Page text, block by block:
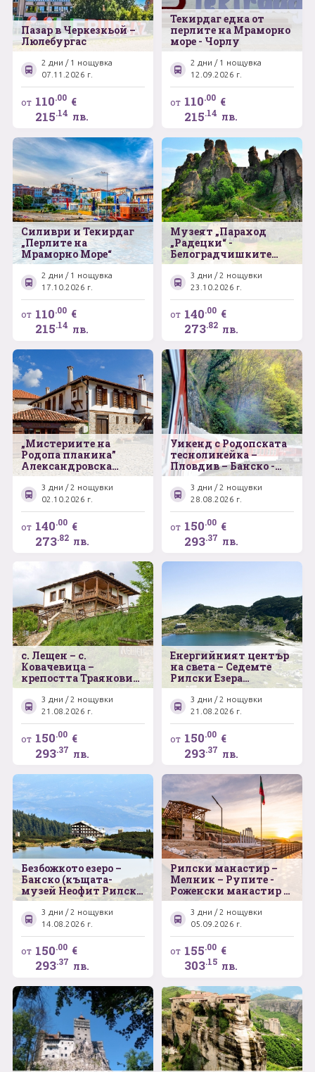
Пазар в Черкезкьой –
Люлебургас
2 дни / 1 нощувка
07.11.2026 г.
от 110.00 €
215.14 лв.
Текирдаг една от
перлите на Мраморно
море - Чорлу
2 дни / 1 нощувка
12.09.2026 г.
от 110.00 €
215.14 лв.
Силиври и Текирдаг
„Перлите на
Мраморно Море“
2 дни / 1 нощувка
17.10.2026 г.
от 110.00 €
215.14 лв.
Музеят „Параход
„Радецки“ -
Белоградчишките
скали – Българският
замък „Баба Вида“ –
Плевенската
панорама –
Единственият музей
на виното на
Балканския
3 дни / 2 нощувки
23.10.2026 г.
от 140.00 €
273.82 лв.
„Мистериите на
Родопа планина”
Александровска
гробница – Златоград
– Кърджали –
археологическият
средновековен
комплекс Перперикон
3 дни / 2 нощувки
02.10.2026 г.
от 140.00 €
273.82 лв.
Уикенд с Родопската
теснолинейка –
Пловдив – Банско -
Костенски водопад
3 дни / 2 нощувки
28.08.2026 г.
от 150.00 €
293.37 лв.
с. Лещен – с.
Ковачевица –
крепостта Траянови
врата - паркът за
танцуващи мечки в
град Белица -
Червената църква –
Крепостта
3 дни / 2 нощувки
21.08.2026 г.
от 150.00 €
293.37 лв.
Енергийният център
на света – Седемте
Рилски Езера
(Паничище – Рилски
езера - Овчаренски
вдопад - Сепарева
баня - Цари Мали
град)
3 дни / 2 нощувки
21.08.2026 г.
от 150.00 €
293.37 лв.
Безбожкото езеро –
Банско (къщата-
музей Неофит Рилски
- родната къща на
Никола Вапцаров -
църква Света Троица)
- паркът за
танцуващи мечки в
град Белица
3 дни / 2 нощувки
14.08.2026 г.
от 150.00 €
293.37 лв.
Рилски манастир –
Мелник – Рупите -
Роженски манастир -
Хераклея Синтика
-гр. Петрич ,,Къща
музей на Ванга"
3 дни / 2 нощувки
05.09.2026 г.
от 155.00 €
303.15 лв.